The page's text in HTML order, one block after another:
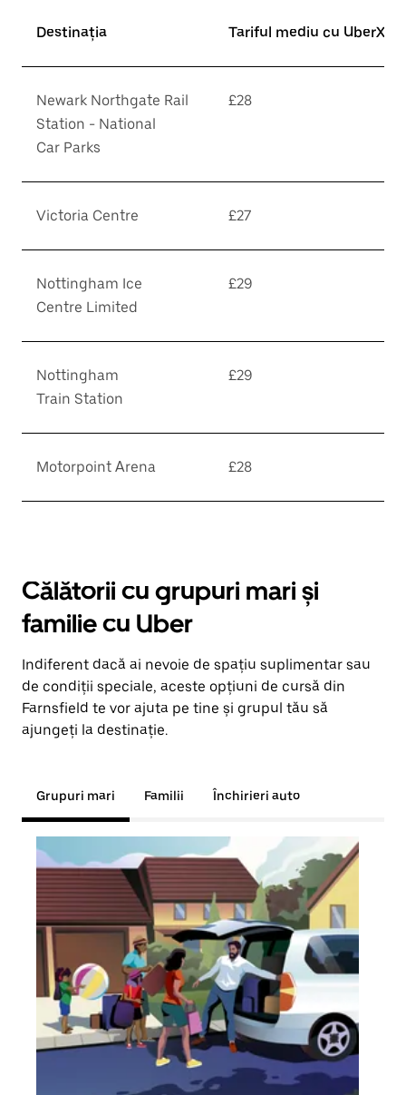
Destinația Tariful mediu cu UberX*
Newark Northgate Rail
Station - National
Car Parks
£28
Victoria Centre £27
Nottingham Ice
Centre Limited
£29
Nottingham
Train Station
£29
Motorpoint Arena £28
Călătorii cu grupuri mari și
familie cu Uber
Indiferent dacă ai nevoie de spațiu suplimentar sau
de condiții speciale, aceste opțiuni de cursă din
Farnsfield te vor ajuta pe tine și grupul tău să
ajungeți la destinație.
Grupuri mari Familii Închirieri auto